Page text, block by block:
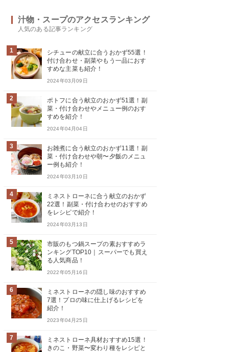
汁物・スープのアクセスランキング
人気のある記事ランキング
1
シチューの献立に合うおかず55選！
付け合わせ・副菜やもう一品におす
すめな主菜も紹介！
2024年03月09日
2
ポトフに合う献立のおかず51選！副
菜・付け合わせやメニュー例のおす
すめを紹介！
2024年04月04日
3
お雑煮に合う献立のおかず11選！副
菜・付け合わせや朝〜夕飯のメニュ
ー例も紹介！
2024年03月10日
4
ミネストローネに合う献立のおかず
22選！副菜・付け合わせのおすすめ
をレシピで紹介！
2024年03月13日
5
市販のもつ鍋スープの素おすすめラ
ンキングTOP10｜スーパーでも買え
る人気商品！
2022年05月16日
6
ミネストローネの隠し味のおすすめ
7選！プロの味に仕上げるレシピを
紹介！
2023年04月25日
7
ミネストローネ具材おすすめ15選！
きのこ・野菜〜変わり種をレシピと